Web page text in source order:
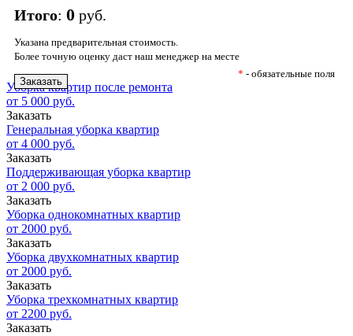
Итого: 0 руб.
Указана предварительная стоимость.
Более точную оценку даст наш менеджер на месте
* - обязательные поля
Уборка квартир после ремонта
от 5 000 руб.
Заказать
Генеральная уборка квартир
от 4 000 руб.
Заказать
Поддерживающая уборка квартир
от 2 000 руб.
Заказать
Уборка однокомнатных квартир
от 2000 руб.
Заказать
Уборка двухкомнатных квартир
от 2000 руб.
Заказать
Уборка трехкомнатных квартир
от 2200 руб.
Заказать